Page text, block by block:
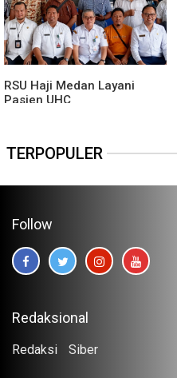
RSU Haji Medan Layani
Pasien UHC
TERPOPULER
Follow
Redaksional
Redaksi Siber